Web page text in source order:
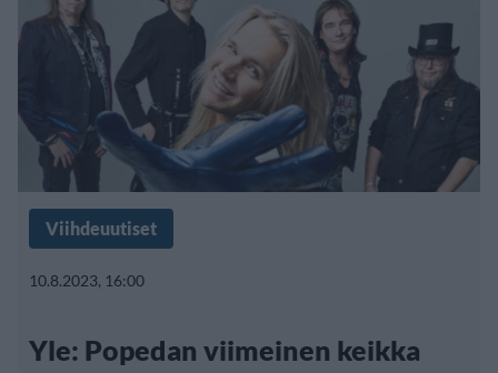
Viihdeuutiset
10.8.2023, 16:00
Yle: Popedan viimeinen keikka